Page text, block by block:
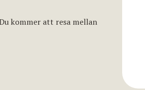
kommer att resa mellan